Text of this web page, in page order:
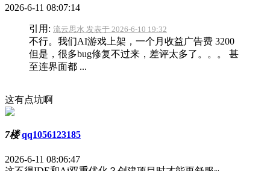
2026-6-11 08:07:14
引用: 流云思水 发表于 2026-6-10 19:32
不行。我们AI游戏上架，一个月收益广告费 3200
但是，很多bug修复不过来，差评太多了。。。 甚
至连界面都 ...
这有点坑啊
7楼 qq1056123185
2026-6-11 08:06:47